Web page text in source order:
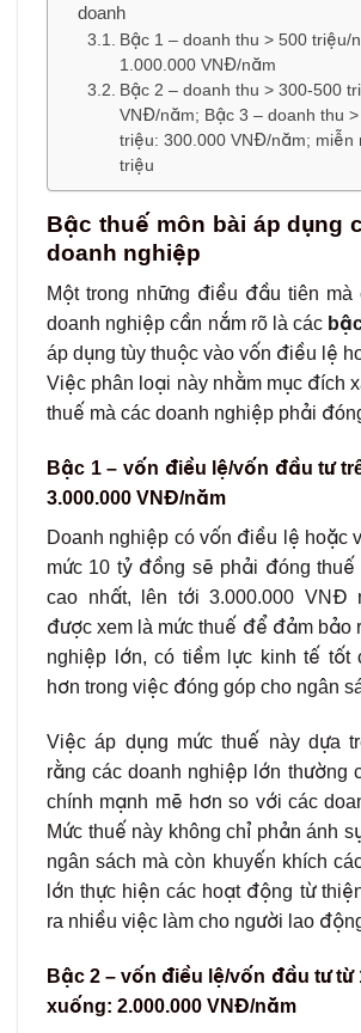
doanh
Bậc 1 – doanh thu > 500 triệu/
1.000.000 VNĐ/năm
Bậc 2 – doanh thu > 300-500
VNĐ/năm; Bậc 3 – doanh thu
triệu: 300.000 VNĐ/năm; miễn
triệu
Bậc thuế môn bài áp dụng
doanh nghiệp
Một trong những điều đầu tiên mà
doanh nghiệp cần nắm rõ là các
áp dụng tùy thuộc vào vốn điều lệ
Việc phân loại này nhằm mục đích
thuế mà các doanh nghiệp phải
Bậc 1 – vốn điều lệ/vốn đầu tư
3.000.000 VNĐ/năm
Doanh nghiệp có vốn điều lệ hoặc
mức 10 tỷ đồng sẽ phải đóng
cao nhất, lên tới 3.000.000 VNĐ
được xem là mức thuế để đảm bảo
nghiệp lớn, có tiềm lực kinh tế tốt
hơn trong việc đóng góp cho ngân
Việc áp dụng mức thuế này dựa
rằng các doanh nghiệp lớn thường
chính mạnh mẽ hơn so với các
Mức thuế này không chỉ phản ánh
ngân sách mà còn khuyến khích
lớn thực hiện các hoạt động từ
ra nhiều việc làm cho người lao
Bậc 2 – vốn điều lệ/vốn đầu tư từ
xuống: 2.000.000 VNĐ/năm